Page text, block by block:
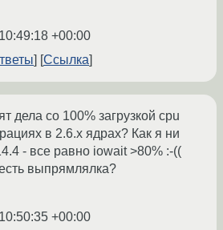
+00:00
Ссылка
дела со 100% загрузкой cpu
в 2.6.x ядрах? Как я ни
- все равно iowait >80% :-((
выпрямлялка?
+00:00